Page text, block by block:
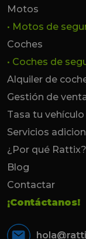
Motos
• Motos de
Coches
• Coches de
Alquiler de
Gestión de
Tasa tu vehículo
Servicios
¿Por qué Rattix?
Blog
Contactar
¡Contáctanos!